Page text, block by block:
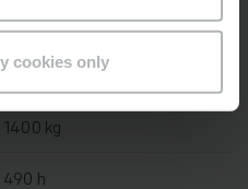
cookies only
2023
122 mm
1400 kg
490 h